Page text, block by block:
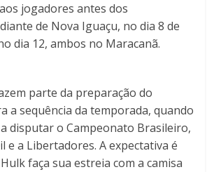
jogadores antes dos
de Nova Iguaçu, no dia 8 de
dia 12, ambos no Maracanã.
parte da preparação do
a sequência da temporada, quando
disputar o Campeonato Brasileiro,
e a Libertadores. A expectativa é
faça sua estreia com a camisa